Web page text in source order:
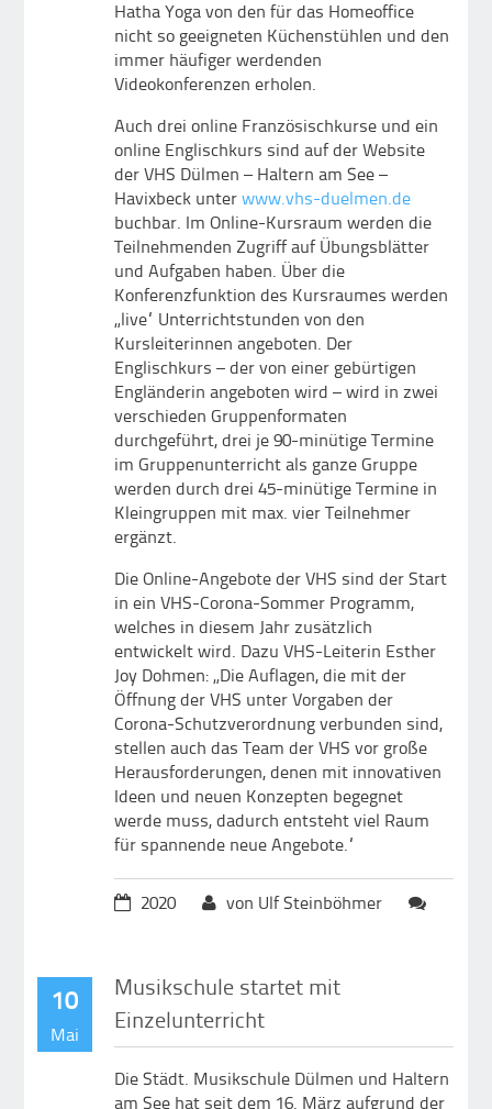
Hatha Yoga von den für das Homeoffice
nicht so geeigneten Küchenstühlen und den
immer häufiger werdenden
Videokonferenzen erholen.
Auch drei online Französischkurse und ein
online Englischkurs sind auf der Website
der VHS Dülmen – Haltern am See –
Havixbeck unterwww.vhs-duelmen.de
buchbar. Im Online-Kursraum werden die
Teilnehmenden Zugriff auf Übungsblätter
und Aufgaben haben. Über die
Konferenzfunktion des Kursraumes werden
„live“ Unterrichtstunden von den
Kursleiterinnen angeboten. Der
Englischkurs – der von einer gebürtigen
Engländerin angeboten wird – wird in zwei
verschieden Gruppenformaten
durchgeführt, drei je 90-minütige Termine
im Gruppenunterricht als ganze Gruppe
werden durch drei 45-minütige Termine in
Kleingruppen mit max. vier Teilnehmer
ergänzt.
Die Online-Angebote der VHS sind der Start
in ein VHS-Corona-Sommer Programm,
welches in diesem Jahr zusätzlich
entwickelt wird. Dazu VHS-Leiterin Esther
Joy Dohmen: „Die Auflagen, die mit der
Öffnung der VHS unter Vorgaben der
Corona-Schutzverordnung verbunden sind,
stellen auch das Team der VHS vor große
Herausforderungen, denen mit innovativen
Ideen und neuen Konzepten begegnet
werde muss, dadurch entsteht viel Raum
für spannende neue Angebote.“
2020 von Ulf Steinböhmer
10
Mai
Musikschule startet mit
Einzelunterricht
Die Städt. Musikschule Dülmen und Haltern
am See hat seit dem 16. März aufgrund der